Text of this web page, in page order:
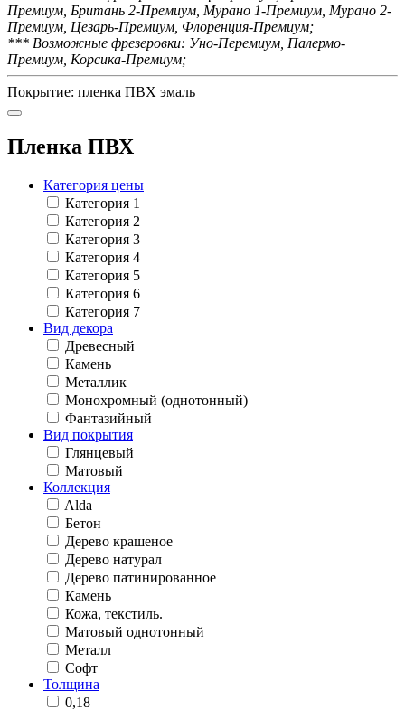
Премиум, Британь 2-Премиум, Мурано 1-Премиум, Мурано 2-
Премиум, Цезарь-Премиум, Флоренция-Премиум;
*** Возможные фрезеровки: Уно-Перемиум, Палермо-
Премиум, Корсика-Премиум;
Покрытие: пленка ПВХ эмаль
Пленка ПВХ
Категория цены
Категория 1
Категория 2
Категория 3
Категория 4
Категория 5
Категория 6
Категория 7
Вид декора
Древесный
Камень
Металлик
Монохромный (однотонный)
Фантазийный
Вид покрытия
Глянцевый
Матовый
Коллекция
Alda
Бетон
Дерево крашеное
Дерево натурал
Дерево патинированное
Камень
Кожа, текстиль.
Матовый однотонный
Металл
Софт
Толщина
0,18